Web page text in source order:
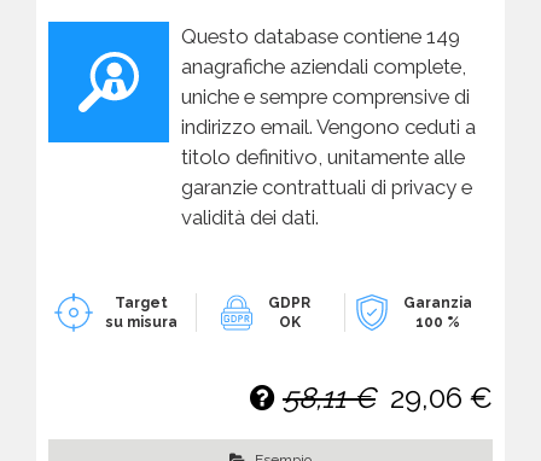
Questo database contiene 149
anagrafiche aziendali complete,
uniche e sempre comprensive di
indirizzo email. Vengono ceduti a
titolo definitivo, unitamente alle
garanzie contrattuali di privacy e
validità dei dati.
Target
su misura
GDPR
OK
Garanzia
100 %
58,11 € 29,06 €